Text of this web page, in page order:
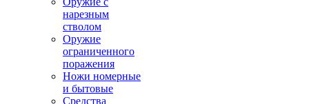
нарезным
стволом
Оружие
ограниченного
поражения
Ножи номерные
и бытовые
Средства